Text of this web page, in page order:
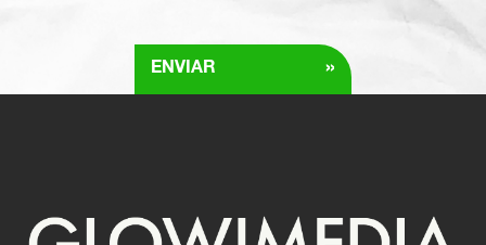
ENVIAR »